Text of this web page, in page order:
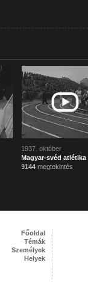
1937. október
Magyar-svéd atlétika
9144 megtekintés
Főoldal
Témák
Személyek
Helyek